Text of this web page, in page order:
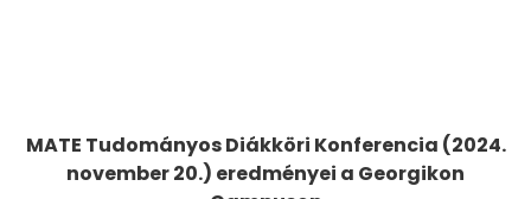
MATE Tudományos Diákköri Konferencia (2024.
november 20.) eredményei a Georgikon